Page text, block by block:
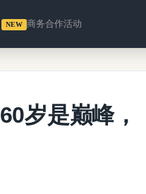
NEW 商务合作活动
岁是巅峰，